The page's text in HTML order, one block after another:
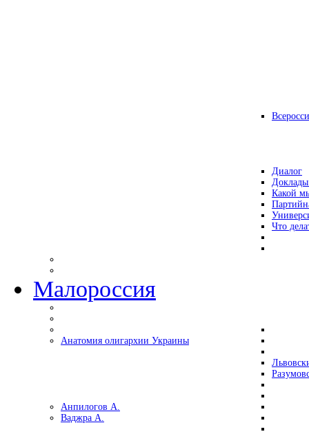
Диалог
Какой
Что
Малороссия
Анатомия олигархии Украины
Анпилогов А.
Ваджра А.